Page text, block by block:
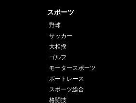
スポーツ
野球
サッカー
大相撲
ゴルフ
モータースポーツ
ボートレース
スポーツ総合
格闘技